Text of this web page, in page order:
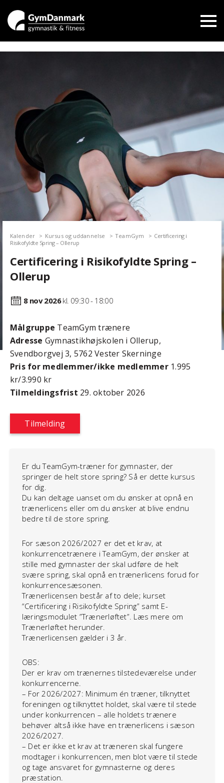
Kalender Kursus og uddannelse TeamGym
Certificering i
Risikofyldte Spring – Ollerup
Certificering i Risikofyldte Spring –
Ollerup
8 nov2026kl. 09:30 - 18:00
Målgruppe TeamGym trænere
Adresse Gymnastikhøjskolen i Ollerup,
Svendborgvej 3, 5762 Vester Skerninge
Pris for medlemmer/ikke medlemmer1.995
kr/3.990 kr
Tilmeldingsfrist 29. oktober 2026
Tilmelding
Er du TeamGym-træner for gymnaster, der
springer de helt store spring? Så er dette kursus
for dig.
Du kan deltage uanset om du ønsker at opnå en
trænerlicens eller om du ønsker at blive endnu
bedre til de store spring.
For sæson 2026/2027 er det et krav, at
konkurrencetrænere i TeamGym, der ønsker at
stille med gymnaster der skal udføre de helt
svære spring, skal opnå en trænerlicens forud for
konkurrencesæsonen.
Trænerlicensen består af to dele; kurset
“Certificering i Risikofyldte Spring” samt E-
læringsmodulet ”Trænerløftet”. Læs mere om
Trænerløftet herunder.
Trænerlicensen gælder i 3 år.
OBS:
Der er krav om trænernes tilstedeværelse under
konkurrencerne.
– For 2026/2027: Minimum én træner, tilknyttet
foreningen og tilknyttet holdet, skal være til stede
under konkurrencen – alle holdets trænere
behøver altså ikke have en trænerlicens i sæson
2026/2027.
– Det er ikke et krav at træneren skal fungere
modtager i konkurrencen, men blot være til stede
og tage ansvaret for gymnasterne og deres
præstation.